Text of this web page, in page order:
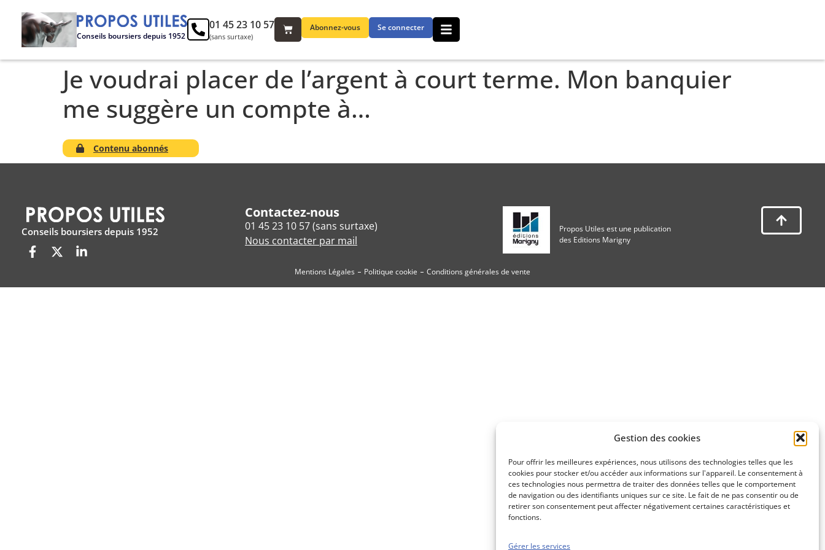
Gestion des cookies
Pour offrir les meilleures expériences, nous utilisons des technologies telles que les
cookies pour stocker et/ou accéder aux informations sur l'appareil. Le consentement à
ces technologies nous permettra de traiter des données telles que le comportement
de navigation ou des identifiants uniques sur ce site. Le fait de ne pas consentir ou de
retirer son consentement peut affecter négativement certaines caractéristiques et
fonctions.
Gérer les services
Conseils boursiers depuis 1952
Abonnez-vous Se connecter
01 45 23 10 57
(sans surtaxe)
Je voudrai placer de l’argent à court terme. Mon banquier
me suggère un compte à…
Contenu abonnés
Conseils boursiers depuis 1952
Contactez-nous
01 45 23 10 57 (sans surtaxe)
Nous contacter par mail
Propos Utiles est une publication
des Editions Marigny
Mentions Légales Politique cookie Conditions générales de vente